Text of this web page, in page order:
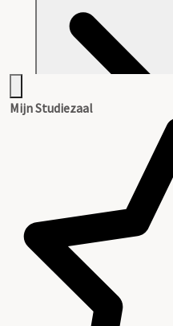
Overzicht per onderwerp:
Mijn Studiezaal